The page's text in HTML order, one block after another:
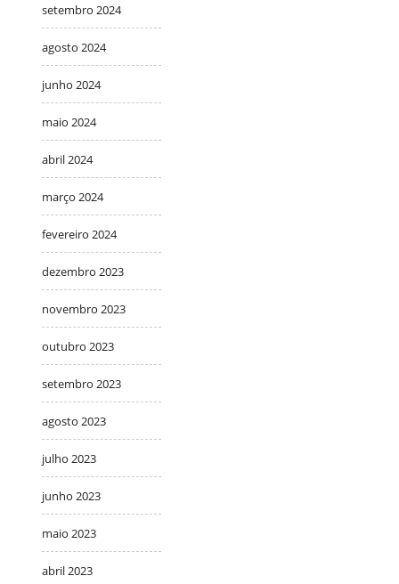
setembro 2024
agosto 2024
junho 2024
maio 2024
abril 2024
março 2024
fevereiro 2024
dezembro 2023
novembro 2023
outubro 2023
setembro 2023
agosto 2023
julho 2023
junho 2023
maio 2023
abril 2023